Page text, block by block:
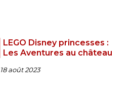
LEGO Disney princesses :
Les Aventures au château
18 août 2023